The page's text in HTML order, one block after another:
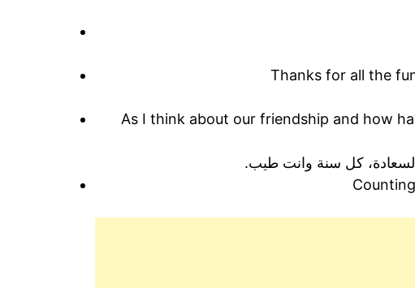
Thanks for all the
As I think about our friendship and how
كل سنة وانت طيب.